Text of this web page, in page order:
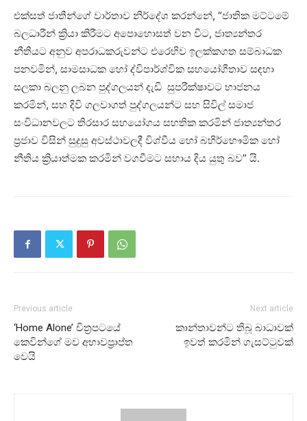
එක්සත් ජාතීන්ගේ වාර්තාව නිර්දේශ කරන්නේ, “ජාතික මට්ටමේ
බලධාරීන් ක්‍රියා කිරීමට අපොහොසත් වන විට, ජාත්‍යන්තර
නීතියට අනුව අපරාධකරුවන්ට එරෙහිව ඉලක්කගත සම්බාධක
පනවමින්, සාමසාධක හෝ ද්විපාර්ශ්වික සහයෝගීතාව සඳහා
සලකා බලනු ලබන පුද්ගලයන් දැඩි සුපරීක්ෂාවට භාජනය
කරමින්, සහ දිවි ගලවාගත් පුද්ගලයන්ට සහ සිවිල් සමාජ
සංවිධානවලට තිරසාර සහයෝගය සහතික කරමින් ජාත්‍යන්තර
ප්‍රජාව විසින් සුදුසු අවස්ථාවලදී විශ්වීය හෝ බහිර්භෞමික හෝ
නීතිය ක්‍රියාත්මක කරමින් වගවීමට සහාය දිය යුතු බව” යි.
Previous article
‘Home Alone’ චිත්‍රපටයේ
කෙවින්ගේ මව අභාවප්‍රාප්ත
වෙයි
Next article
කාන්තාවන්ට තිබූ බාධාවක්
ඉවත් කරමින් ගැසට්ටුවක්